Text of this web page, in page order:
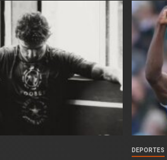
DEPORTES